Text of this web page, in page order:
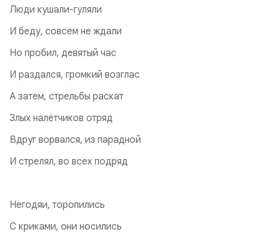
Люди кушали-гуляли
И беду, совсем не ждали
Но пробил, девятый час
И раздался, громкий возглас
А затем, стрельбы раскат
Злых налётчиков отряд
Вдруг ворвался, из парадной
И стрелял, во всех подряд
Негодяи, торопились
С криками, они носились